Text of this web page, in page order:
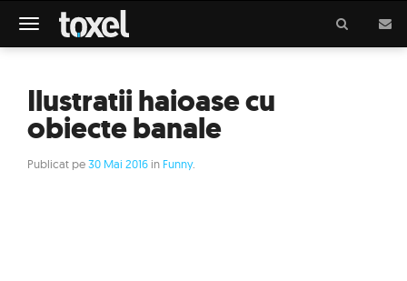
Meniu
Ilustratii haioase cu
obiecte banale
Publicat pe30 Mai 2016 in Funny.